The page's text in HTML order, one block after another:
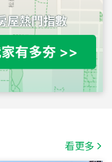
看更多